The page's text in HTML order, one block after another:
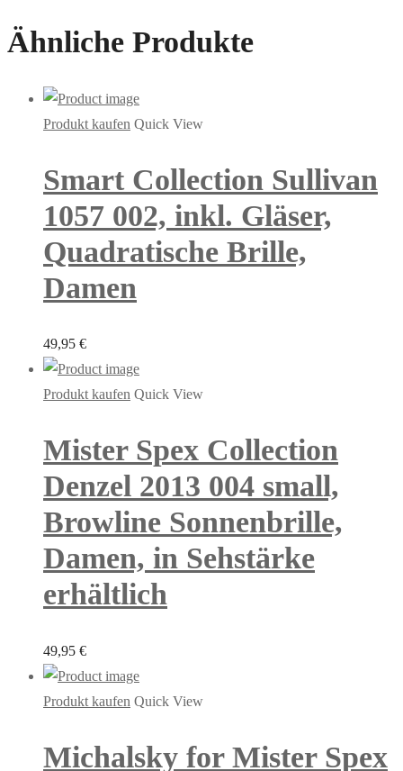
Ähnliche Produkte
Produkt kaufen Quick View
Smart Collection Sullivan
1057 002, inkl. Gläser,
Quadratische Brille,
Damen
49,95 €
Produkt kaufen Quick View
Mister Spex Collection
Denzel 2013 004 small,
Browline Sonnenbrille,
Damen, in Sehstärke
erhältlich
49,95 €
Produkt kaufen Quick View
Michalsky for Mister Spex